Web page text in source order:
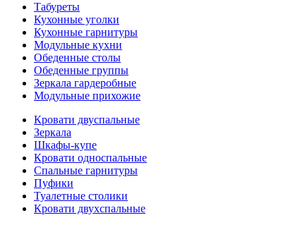
Табуреты
Кухонные уголки
Кухонные гарнитуры
Модульные кухни
Обеденные столы
Обеденные группы
Зеркала гардеробные
Модульные прихожие
Кровати двуспальные
Зеркала
Шкафы-купе
Кровати односпальные
Спальные гарнитуры
Пуфики
Туалетные столики
Кровати двухспальные